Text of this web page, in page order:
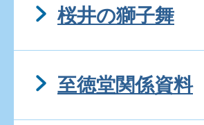
桜井の獅子舞
至徳堂関係資料